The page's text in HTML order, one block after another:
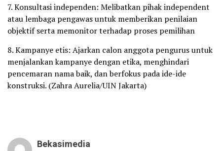
7. Konsultasi independen: Melibatkan pihak independent
atau lembaga pengawas untuk memberikan penilaian
objektif serta memonitor terhadap proses pemilihan
8. Kampanye etis: Ajarkan calon anggota pengurus untuk
menjalankan kampanye dengan etika, menghindari
pencemaran nama baik, dan berfokus pada ide-ide
konstruksi. (Zahra Aurelia/UIN Jakarta)
Bekasimedia